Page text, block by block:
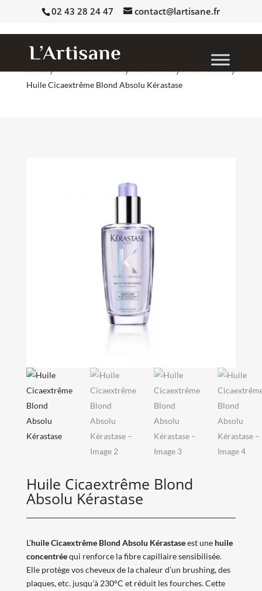
02 43 28 24 47 contact@lartisane.fr
Home/Toutes les marques/KERASTASE/Blond Absolu/
Huile Cicaextrême Blond Absolu Kérastase
Huile Cicaextrême Blond
Absolu Kérastase
L’huile Cicaextrême Blond Absolu Kérastaseest une huile
concentréequi renforce la fibre capillaire sensibilisée.
Elle protège vos cheveux de la chaleur d’un brushing, des
plaques, etc. jusqu’à 230°C et réduit les fourches. Cette